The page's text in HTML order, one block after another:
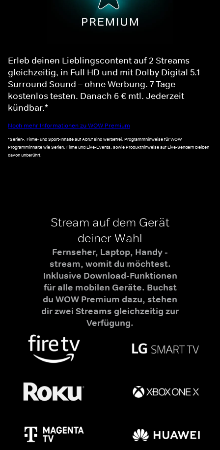
Erleb deinen Lieblingscontent auf 2 Streams
gleichzeitig, in Full HD und mit Dolby Digital 5.1
Surround Sound – ohne Werbung. 7 Tage
kostenlos testen. Danach 6 € mtl. Jederzeit
kündbar.*
Noch mehr Informationen zu WOW Premium
*Serien-, Filme- und Sport-Inhalte auf Abruf sind werbefrei. Programmhinweise für WOW
Programminhalte wie Serien, Filme und Live-Events, sowie Produkthinweise auf Live-Sendern bleiben
davon unberührt.
Stream auf dem Gerät
deiner Wahl
Fernseher, Laptop, Handy -
stream, womit du möchtest.
Inklusive Download-Funktionen
für alle mobilen Geräte. Buchst
du WOW Premium dazu, stehen
dir zwei Streams gleichzeitig zur
Verfügung.